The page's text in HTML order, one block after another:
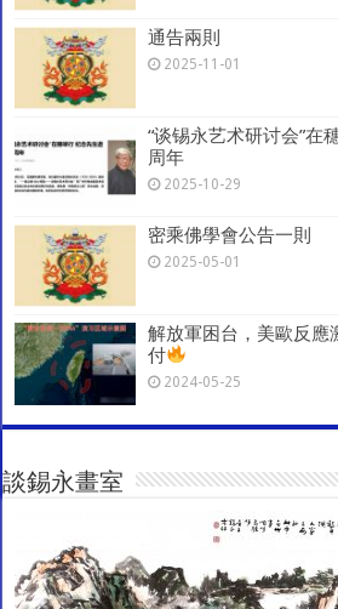
通告兩則
2025-11-01
“谈锡永艺术研讨会”在
周年
2025-10-29
密乘佛學會公告一則
2025-05-01
解放軍困台，美歐反
付
2024-05-25
談錫永畫室